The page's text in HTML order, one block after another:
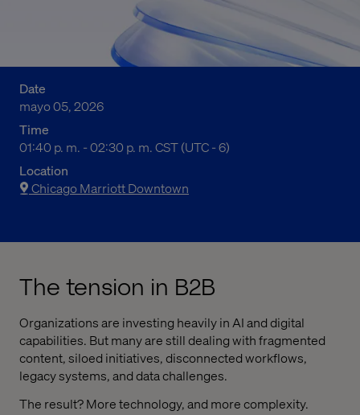
Date
mayo 05, 2026
Time
07:40 a. m. to 08:30 a. m. Central Standard Time
01:40 p. m. - 02:30 p. m. CST (UTC - 6)
Location
Chicago Marriott Downtown
The tension in B2B
Organizations are investing heavily in AI and digital
capabilities. But many are still dealing with fragmented
content, siloed initiatives, disconnected workflows,
legacy systems, and data challenges.
The result? More technology, and more complexity.